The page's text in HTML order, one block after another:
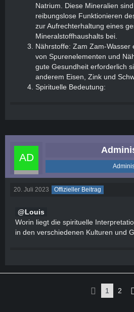
Natrium. Diese Mineralien
reibungslose Funktionieren
zur Aufrechterhaltung eines
Mineralstoffhaushalts bei.
Nährstoffe: Zam Zam-Wasser
von Spurenelementen und
gute Gesundheit erforderlich
anderem Eisen, Zink und
Spirituelle Bedeutung:
20. Juli 2023 Offizieller Beitrag
Louis
Worin liegt die spirituelle
in den verschiedenen Kulturen und
1 2